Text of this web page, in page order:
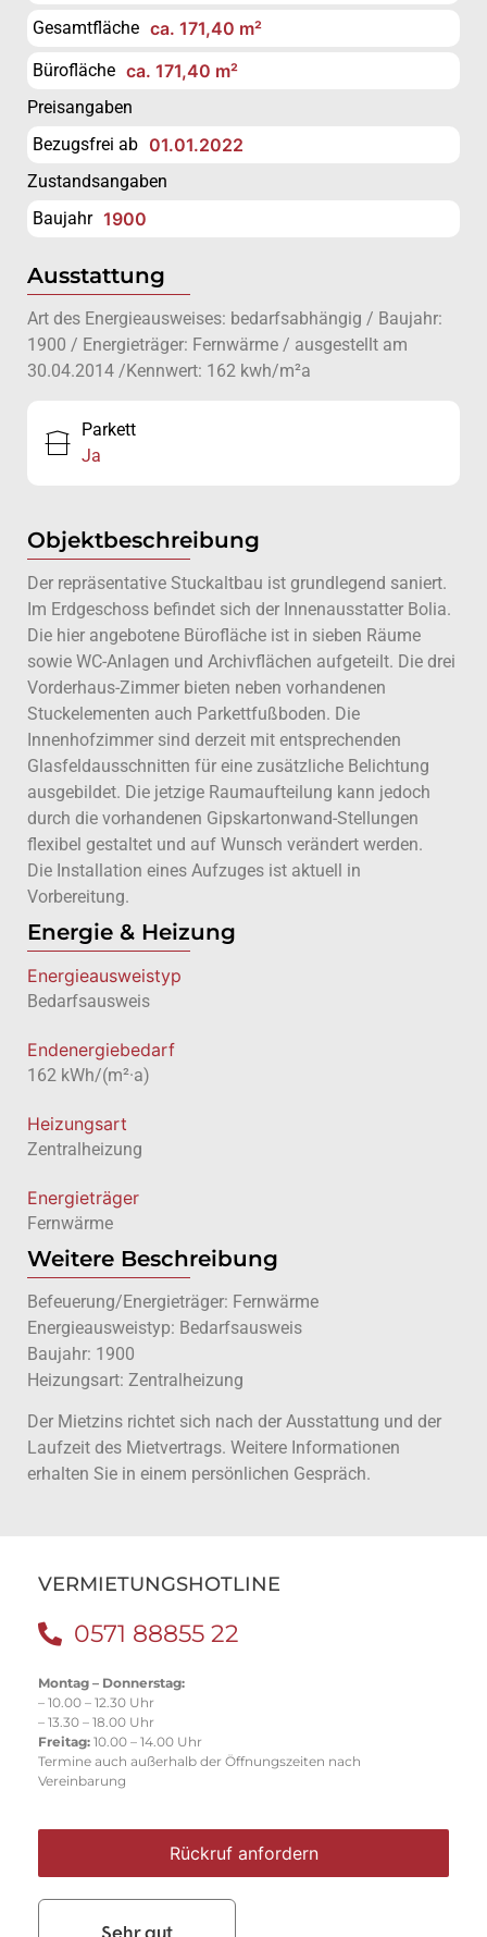
Gesamtfläche ca. 171,40 m²
Bürofläche ca. 171,40 m²
Preisangaben
Bezugsfrei ab 01.01.2022
Zustandsangaben
Baujahr 1900
Ausstattung
Art des Energieausweises: bedarfsabhängig / Baujahr:
1900 / Energieträger: Fernwärme / ausgestellt am
30.04.2014 /Kennwert: 162 kwh/m²a
Parkett
Ja
Objektbeschreibung
Der repräsentative Stuckaltbau ist grundlegend saniert.
Im Erdgeschoss befindet sich der Innenausstatter Bolia.
Die hier angebotene Bürofläche ist in sieben Räume
sowie WC-Anlagen und Archivflächen aufgeteilt. Die drei
Vorderhaus-Zimmer bieten neben vorhandenen
Stuckelementen auch Parkettfußboden. Die
Innenhofzimmer sind derzeit mit entsprechenden
Glasfeldausschnitten für eine zusätzliche Belichtung
ausgebildet. Die jetzige Raumaufteilung kann jedoch
durch die vorhandenen Gipskartonwand-Stellungen
flexibel gestaltet und auf Wunsch verändert werden.
Die Installation eines Aufzuges ist aktuell in
Vorbereitung.
Energie & Heizung
Energie­ausweistyp
Bedarfsausweis
Endenergiebedarf
162 kWh/(m²·a)
Heizungsart
Zentralheizung
Energieträger
Fernwärme
Weitere Beschreibung
Befeuerung/Energieträger: Fernwärme
Energieausweistyp: Bedarfsausweis
Baujahr: 1900
Heizungsart: Zentralheizung
Der Mietzins richtet sich nach der Ausstattung und der
Laufzeit des Mietvertrags. Weitere Informationen
erhalten Sie in einem persönlichen Gespräch.
VERMIETUNGSHOTLINE
0571 88855 22
Montag – Donnerstag:
– 10.00 – 12.30 Uhr
– 13.30 – 18.00 Uhr
Freitag: 10.00 – 14.00 Uhr
Termine auch außerhalb der Öffnungszeiten nach
Vereinbarung
Rückruf anfordern